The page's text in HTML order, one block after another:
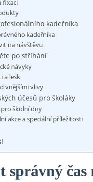
fixaci
kadeřníka
kadeřníka
na návštěvu
po stříhání
návyky
a lesk
vnějšími vlivy
účesů pro školáky
pro školní dny
akce a speciální příležitosti
správný čas